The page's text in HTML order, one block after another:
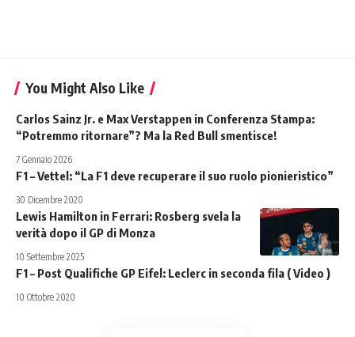
You Might Also Like
Carlos Sainz Jr. e Max Verstappen in Conferenza Stampa:
“Potremmo ritornare”? Ma la Red Bull smentisce!
7 Gennaio 2026
F1 – Vettel: “La F1 deve recuperare il suo ruolo pionieristico”
30 Dicembre 2020
Lewis Hamilton in Ferrari: Rosberg svela la
verità dopo il GP di Monza
10 Settembre 2025
F1 – Post Qualifiche GP Eifel: Leclerc in seconda fila ( Video )
10 Ottobre 2020